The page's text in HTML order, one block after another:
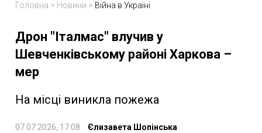
Головна > Новини > Війна в Україні
Дрон "Італмас" влучив у
Шевченківському районі Харкова –
мер
На місці виникла пожежа
07.07.2026, 17:08 Єлизавета Шопінська